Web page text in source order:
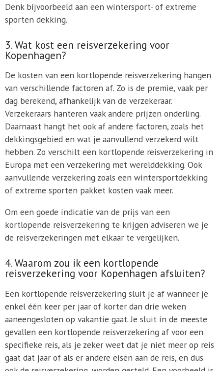
Denk bijvoorbeeld aan een wintersport- of extreme
sporten dekking.
3. Wat kost een reisverzekering voor
Kopenhagen?
De kosten van een kortlopende reisverzekering hangen
van verschillende factoren af. Zo is de premie, vaak per
dag berekend, afhankelijk van de verzekeraar.
Verzekeraars hanteren vaak andere prijzen onderling.
Daarnaast hangt het ook af andere factoren, zoals het
dekkingsgebied en wat je aanvullend verzekerd wilt
hebben. Zo verschilt een kortlopende reisverzekering in
Europa met een verzekering met werelddekking. Ook
aanvullende verzekering zoals een wintersportdekking
of extreme sporten pakket kosten vaak meer.
Om een goede indicatie van de prijs van een
kortlopende reisverzekering te krijgen adviseren we je
de reisverzekeringen met elkaar te vergelijken.
4. Waarom zou ik een kortlopende
reisverzekering voor Kopenhagen afsluiten?
Een kortlopende reisverzekering sluit je af wanneer je
enkel één keer per jaar of korter dan drie weken
aaneengesloten op vakantie gaat. Je sluit in de meeste
gevallen een kortlopende reisverzekering af voor een
specifieke reis, als je zeker weet dat je niet meer op reis
gaat dat jaar of als er andere eisen aan de reis, en dus